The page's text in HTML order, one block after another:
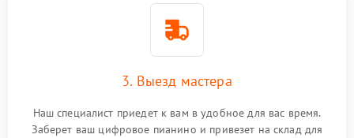
3. Выезд мастера
Наш специалист приедет к вам в удобное для вас время.
Заберет ваш цифровое пианино и привезет на склад для